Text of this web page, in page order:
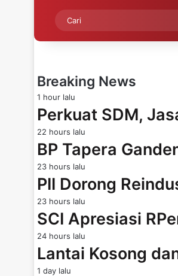
Switch skin
Breaking News
1 hour lalu
Perkuat SDM,
22 hours lalu
BP Tapera
23 hours lalu
PII Dorong
23 hours lalu
SCI Apresiasi
24 hours lalu
Lantai Kosong
1 day lalu